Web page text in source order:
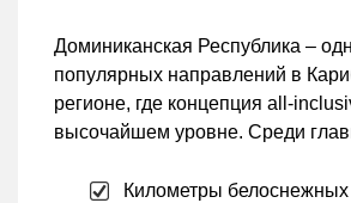
Доминиканская Республика –
популярных направлений в
регионе, где концепция all-
высочайшем уровне. Среди
Километры